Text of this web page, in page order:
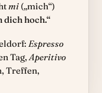
mi („mich“)
dich hoch.“
Espresso
Tag,Aperitivo
Treffen,